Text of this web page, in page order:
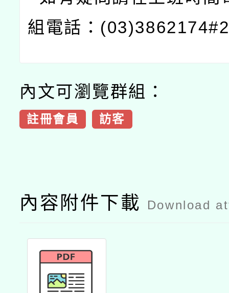
組電話：
內文可瀏覽群組：
註冊會員 訪客
內容附件下載 Download